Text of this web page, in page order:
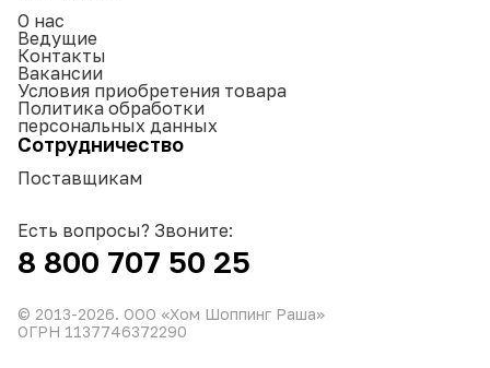
О нас
Ведущие
Контакты
Вакансии
Условия приобретения товара
Политика обработки
персональных данных
Сотрудничество
Поставщикам
Есть вопросы? Звоните:
8 800 707 50 25
© 2013-2026. ООО «Хом Шоппинг Раша»
ОГРН 1137746372290